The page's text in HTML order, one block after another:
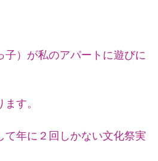
）が私のアパートに遊びに
す。
年に２回しかない文化祭実